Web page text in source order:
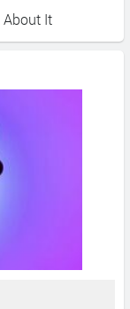
About It